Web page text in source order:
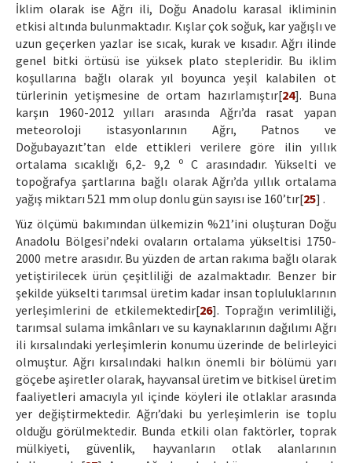
İklim olarak ise Ağrı ili, Doğu Anadolu karasal ikliminin
etkisi altında bulunmaktadır. Kışlar çok soğuk, kar yağışlı ve
uzun geçerken yazlar ise sıcak, kurak ve kısadır. Ağrı ilinde
genel bitki örtüsü ise yüksek plato stepleridir. Bu iklim
koşullarına bağlı olarak yıl boyunca yeşil kalabilen ot
türlerinin yetişmesine de ortam hazırlamıştır[24]. Buna
karşın 1960-2012 yılları arasında Ağrı’da rasat yapan
meteoroloji istasyonlarının Ağrı, Patnos ve
Doğubayazıt’tan elde ettikleri verilere göre ilin yıllık
ortalama sıcaklığı 6,2- 9,2
oC arasındadır. Yükselti ve
topoğrafya şartlarına bağlı olarak Ağrı’da yıllık ortalama
yağış miktarı 521 mm olup donlu gün sayısı ise 160’tır[25] .
Yüz ölçümü bakımından ülkemizin %21’ini oluşturan Doğu
Anadolu Bölgesi’ndeki ovaların ortalama yükseltisi 1750-
2000 metre arasıdır. Bu yüzden de artan rakıma bağlı olarak
yetiştirilecek ürün çeşitliliği de azalmaktadır. Benzer bir
şekilde yükselti tarımsal üretim kadar insan topluluklarının
yerleşimlerini de etkilemektedir[26]. Toprağın verimliliği,
tarımsal sulama imkânları ve su kaynaklarının dağılımı Ağrı
ili kırsalındaki yerleşimlerin konumu üzerinde de belirleyici
olmuştur. Ağrı kırsalındaki halkın önemli bir bölümü yarı
göçebe aşiretler olarak, hayvansal üretim ve bitkisel üretim
faaliyetleri amacıyla yıl içinde köyleri ile otlaklar arasında
yer değiştirmektedir. Ağrı’daki bu yerleşimlerin ise toplu
olduğu görülmektedir. Bunda etkili olan faktörler, toprak
mülkiyeti, güvenlik, hayvanların otlak alanlarının